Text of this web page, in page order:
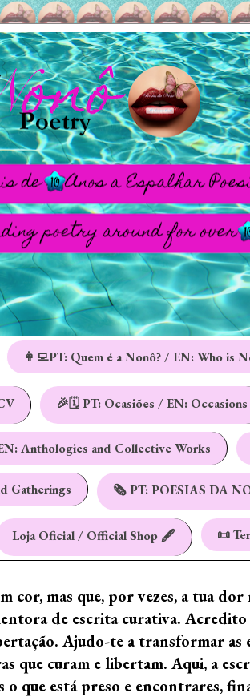
👩‍💻PT: Quem é a Nonô? / EN: Who is
🎉🗓️ PT: Ocasiões / EN: Occasions
Anthologies and Collective Works
Gatherings 🗞️ PT: POESIAS DA
Loja Oficial / Official Shop 🖋️ 📜
cor, mas que, por vezes, a tua
de escrita curativa. Acredito
Ajudo-te a transformar as
que curam e libertam. Aqui, a
o que está preso e encontrares,